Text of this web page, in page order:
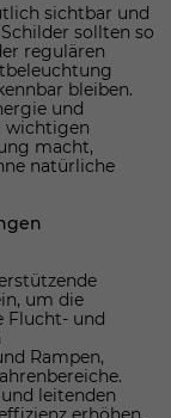
sichtbar und
sollten so
regulären
bleiben.
und
wichtigen
macht,
natürliche
um die
Flucht- und
Rampen,
leitenden